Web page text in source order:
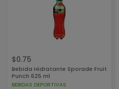
$0.75
Bebida Hidratante Sporade Fruit
Punch 625 ml
BEBIDAS DEPORTIVAS